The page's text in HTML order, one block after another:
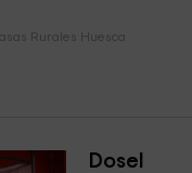
Rurales Huesca
Dosel